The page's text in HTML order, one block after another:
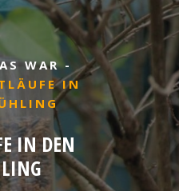
WAR -
IN
IN DEN